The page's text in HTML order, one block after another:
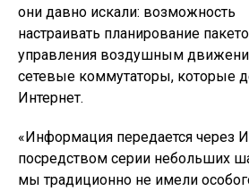
они давно искали: возможность
настраивать планирование
управления воздушным
сетевые коммутаторы, которые
Интернет.
«Информация передается через
посредством серии небольших
мы традиционно не имели